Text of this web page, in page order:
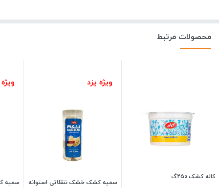
محصولات مرتبط
کاله کشک 250گ
ویژه یزد
سمیه کشک خشک تنقلاتی استوانه
سمیه